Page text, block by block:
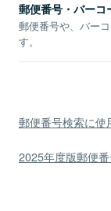
郵便番号・バーコ
郵便番号や、バー
す。
郵便番号検索に使
2025年度版郵便